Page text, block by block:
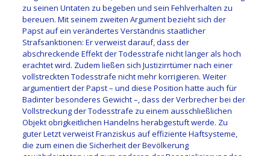
zu seinen Untaten zu begeben und sein Fehlverhalten zu
bereuen. Mit seinem zweiten Argument bezieht sich der
Papst auf ein verändertes Verständnis staatlicher
Strafsanktionen: Er verweist darauf, dass der
abschreckende Effekt der Todesstrafe nicht länger als hoch
erachtet wird. Zudem ließen sich Justizirrtümer nach einer
vollstreckten Todesstrafe nicht mehr korrigieren. Weiter
argumentiert der Papst – und diese Position hatte auch für
Badinter besonderes Gewicht –, dass der Verbrecher bei der
Vollstreckung der Todesstrafe zu einem ausschließlichen
Objekt obrigkeitlichen Handelns herabgestuft werde. Zu
guter Letzt verweist Franziskus auf effiziente Haftsysteme,
die zum einen die Sicherheit der Bevölkerung